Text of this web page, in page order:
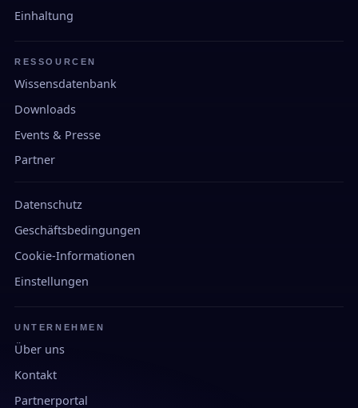
Einhaltung
RESSOURCEN
Wissensdatenbank
Downloads
Events & Presse
Partner
Datenschutz
Geschäftsbedingungen
Cookie-Informationen
Einstellungen
UNTERNEHMEN
Über uns
Kontakt
Partnerportal